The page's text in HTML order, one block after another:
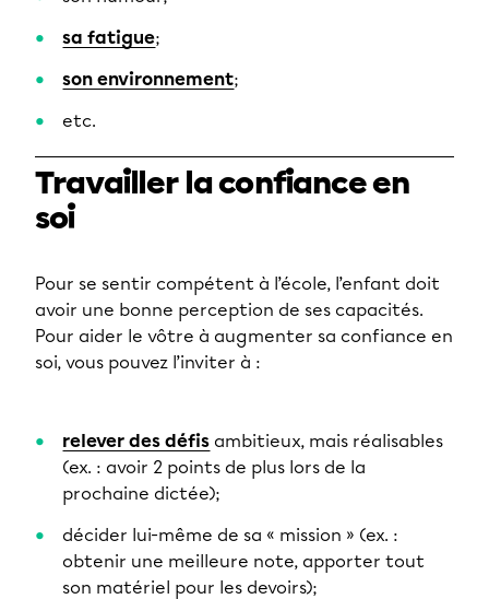
sa fatigue;
son environnement;
etc.
Travailler la confiance en
soi
Pour se sentir compétent à l’école, l’enfant doit
avoir une bonne perception de ses capacités.
Pour aider le vôtre à augmenter sa confiance en
soi, vous pouvez l’inviter à :
relever des défis ambitieux, mais réalisables
(ex. : avoir 2 points de plus lors de la
prochaine dictée);
décider lui-même de sa « mission » (ex. :
obtenir une meilleure note, apporter tout
son matériel pour les devoirs);